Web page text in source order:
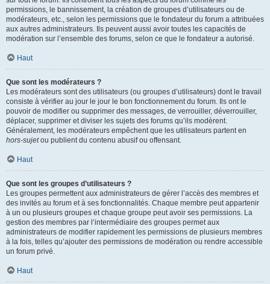
permissions, le bannissement, la création de groupes d’utilisateurs ou de
modérateurs, etc., selon les permissions que le fondateur du forum a attribuées
aux autres administrateurs. Ils peuvent aussi avoir toutes les capacités de
modération sur l’ensemble des forums, selon ce que le fondateur a autorisé.
Haut
Que sont les modérateurs ?
Les modérateurs sont des utilisateurs (ou groupes d’utilisateurs) dont le travail
consiste à vérifier au jour le jour le bon fonctionnement du forum. Ils ont le
pouvoir de modifier ou supprimer des messages, de verrouiller, déverrouiller,
déplacer, supprimer et diviser les sujets des forums qu’ils modèrent.
Généralement, les modérateurs empêchent que les utilisateurs partent en
hors-sujetou publient du contenu abusif ou offensant.
Haut
Que sont les groupes d’utilisateurs ?
Les groupes permettent aux administrateurs de gérer l’accès des membres et
des invités au forum et à ses fonctionnalités. Chaque membre peut appartenir
à un ou plusieurs groupes et chaque groupe peut avoir ses permissions. La
gestion des membres par l’intermédiaire des groupes permet aux
administrateurs de modifier rapidement les permissions de plusieurs membres
à la fois, telles qu’ajouter des permissions de modération ou rendre accessible
un forum privé.
Haut